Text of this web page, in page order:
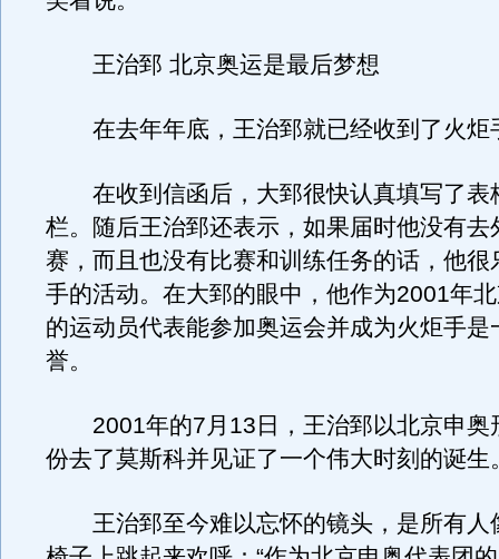
王治郅 北京奥运是最后梦想
在去年年底，王治郅就已经收到了火炬
在收到信函后，大郅很快认真填写了表
栏。随后王治郅还表示，如果届时他没有去
赛，而且也没有比赛和训练任务的话，他很
手的活动。在大郅的眼中，他作为2001年
的运动员代表能参加奥运会并成为火炬手是
誉。
2001年的7月13日，王治郅以北京申奥
份去了莫斯科并见证了一个伟大时刻的诞生
王治郅至今难以忘怀的镜头，是所有人